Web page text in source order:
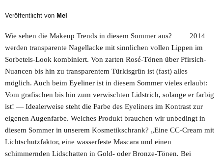
Veröffentlicht von Mel
Wie sehen die Makeup Trends in diesem Sommer aus? 2014
werden transparente Nagellacke mit sinnlichen vollen Lippen im
Sorbeteis-Look kombiniert. Von zarten Rosé-Tönen über Pfirsich-
Nuancen bis hin zu transparentem Türkisgrün ist (fast) alles
möglich. Auch beim Eyeliner ist in diesem Sommer vieles erlaubt:
Vom grafischen bis hin zum verwischten Lidstrich, solange er farbig
ist! ― Idealerweise steht die Farbe des Eyeliners im Kontrast zur
eigenen Augenfarbe. Welches Produkt brauchen wir unbedingt in
diesem Sommer in unserem Kosmetikschrank? „Eine CC-Cream mit
Lichtschutzfaktor, eine wasserfeste Mascara und einen
schimmernden Lidschatten in Gold- oder Bronze-Tönen. Bei